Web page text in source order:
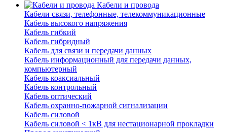
Кабели и провода
Кабели связи, телефонные, телекоммуникационные
Кабель высокого напряжения
Кабель гибкий
Кабель гибридный
Кабель для связи и передачи данных
Кабель информационный для передачи данных,
компьютерный
Кабель коаксиальный
Кабель контрольный
Кабель оптический
Кабель охранно-пожарной сигнализации
Кабель силовой
Кабель силовой < 1кВ для нестационарной прокладки